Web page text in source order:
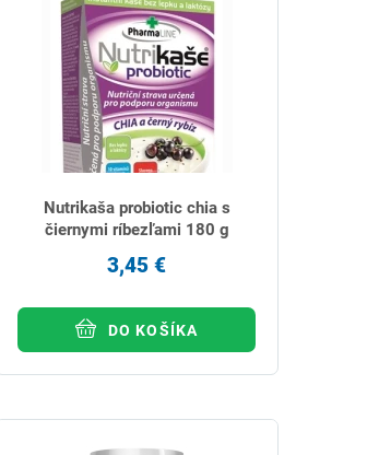
Nutrikaša probiotic chia s
čiernymi ríbezľami 180 g
3,45 €
DO KOŠÍKA